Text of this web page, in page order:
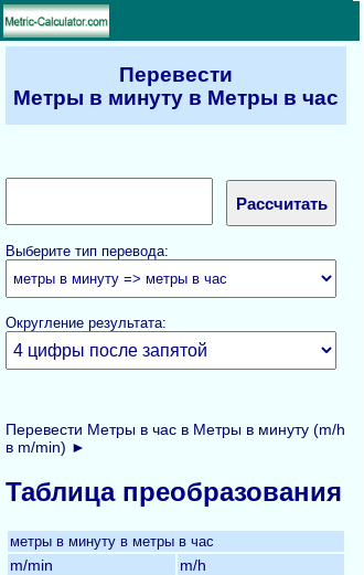
Перевести
Метры в минуту в Метры в час
Выберите тип перевода:
Округление результата:
Перевести Метры в час в Метры в минуту (m/h
в m/min) ►
Таблица преобразования
метры в минуту в метры в час
m/min m/h